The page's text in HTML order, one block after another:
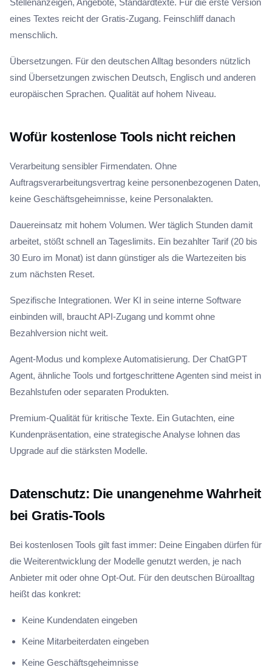
Stellenanzeigen, Angebote, Standardtexte. Für die erste Version
eines Textes reicht der Gratis-Zugang. Feinschliff danach
menschlich.
Übersetzungen. Für den deutschen Alltag besonders nützlich
sind Übersetzungen zwischen Deutsch, Englisch und anderen
europäischen Sprachen. Qualität auf hohem Niveau.
Wofür kostenlose Tools nicht reichen
Verarbeitung sensibler Firmendaten. Ohne
Auftragsverarbeitungsvertrag keine personenbezogenen Daten,
keine Geschäftsgeheimnisse, keine Personalakten.
Dauereinsatz mit hohem Volumen. Wer täglich Stunden damit
arbeitet, stößt schnell an Tageslimits. Ein bezahlter Tarif (20 bis
30 Euro im Monat) ist dann günstiger als die Wartezeiten bis
zum nächsten Reset.
Spezifische Integrationen. Wer KI in seine interne Software
einbinden will, braucht API-Zugang und kommt ohne
Bezahlversion nicht weit.
Agent-Modus und komplexe Automatisierung. Der ChatGPT
Agent, ähnliche Tools und fortgeschrittene Agenten sind meist in
Bezahlstufen oder separaten Produkten.
Premium-Qualität für kritische Texte. Ein Gutachten, eine
Kundenpräsentation, eine strategische Analyse lohnen das
Upgrade auf die stärksten Modelle.
Datenschutz: Die unangenehme Wahrheit
bei Gratis-Tools
Bei kostenlosen Tools gilt fast immer: Deine Eingaben dürfen für
die Weiterentwicklung der Modelle genutzt werden, je nach
Anbieter mit oder ohne Opt-Out. Für den deutschen Büroalltag
heißt das konkret:
Keine Kundendaten eingeben
Keine Mitarbeiterdaten eingeben
Keine Geschäftsgeheimnisse